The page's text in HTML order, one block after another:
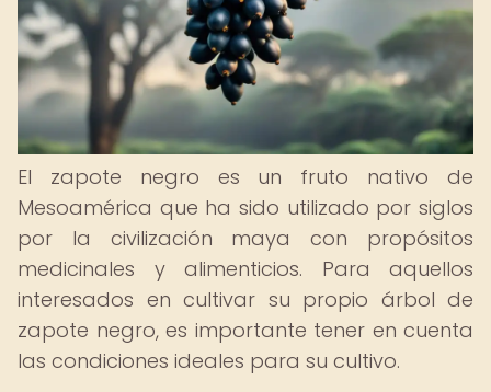
El zapote negro es un fruto nativo de
Mesoamérica que ha sido utilizado por siglos
por la civilización maya con propósitos
medicinales y alimenticios. Para aquellos
interesados en cultivar su propio árbol de
zapote negro, es importante tener en cuenta
las condiciones ideales para su cultivo.